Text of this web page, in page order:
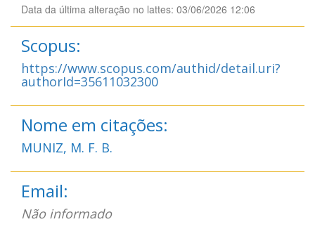
Data da última alteração no lattes: 03/06/2026 12:06
Scopus:
https://www.scopus.com/authid/detail.uri?
authorId=35611032300
Nome em citações:
MUNIZ, M. F. B.
Email:
Não informado